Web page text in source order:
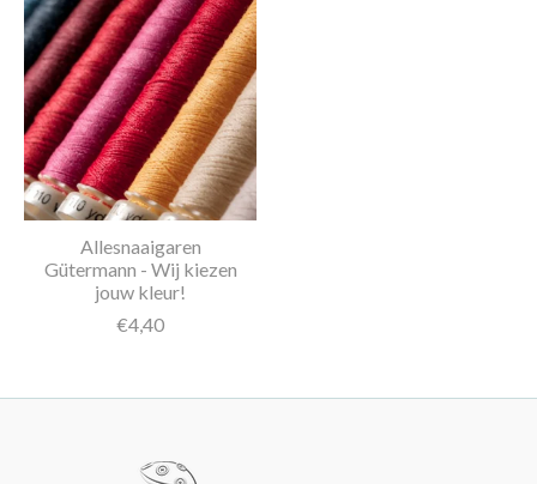
Allesnaaigaren
Gütermann - Wij kiezen
jouw kleur!
€4,40